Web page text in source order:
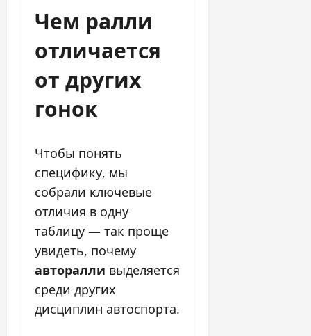
Чем ралли
отличается
от других
гонок
Чтобы понять
специфику, мы
собрали ключевые
отличия в одну
таблицу — так проще
увидеть, почему
авторалли выделяется
среди других
дисциплин автоспорта.